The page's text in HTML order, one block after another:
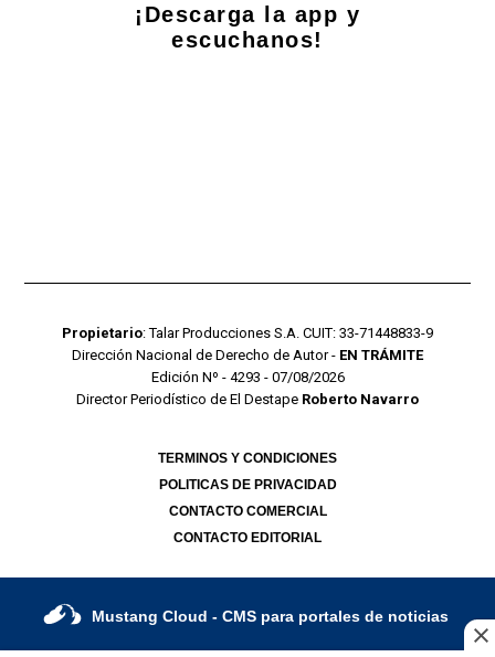
¡Descarga la app y
escuchanos!
Propietario: Talar Producciones S.A. CUIT: 33-71448833-9
Dirección Nacional de Derecho de Autor - EN TRÁMITE
Edición Nº - 4293 - 07/08/2026
Director Periodístico de El Destape Roberto Navarro
TERMINOS Y CONDICIONES
POLITICAS DE PRIVACIDAD
CONTACTO COMERCIAL
CONTACTO EDITORIAL
Mustang Cloud - CMS para portales de noticias